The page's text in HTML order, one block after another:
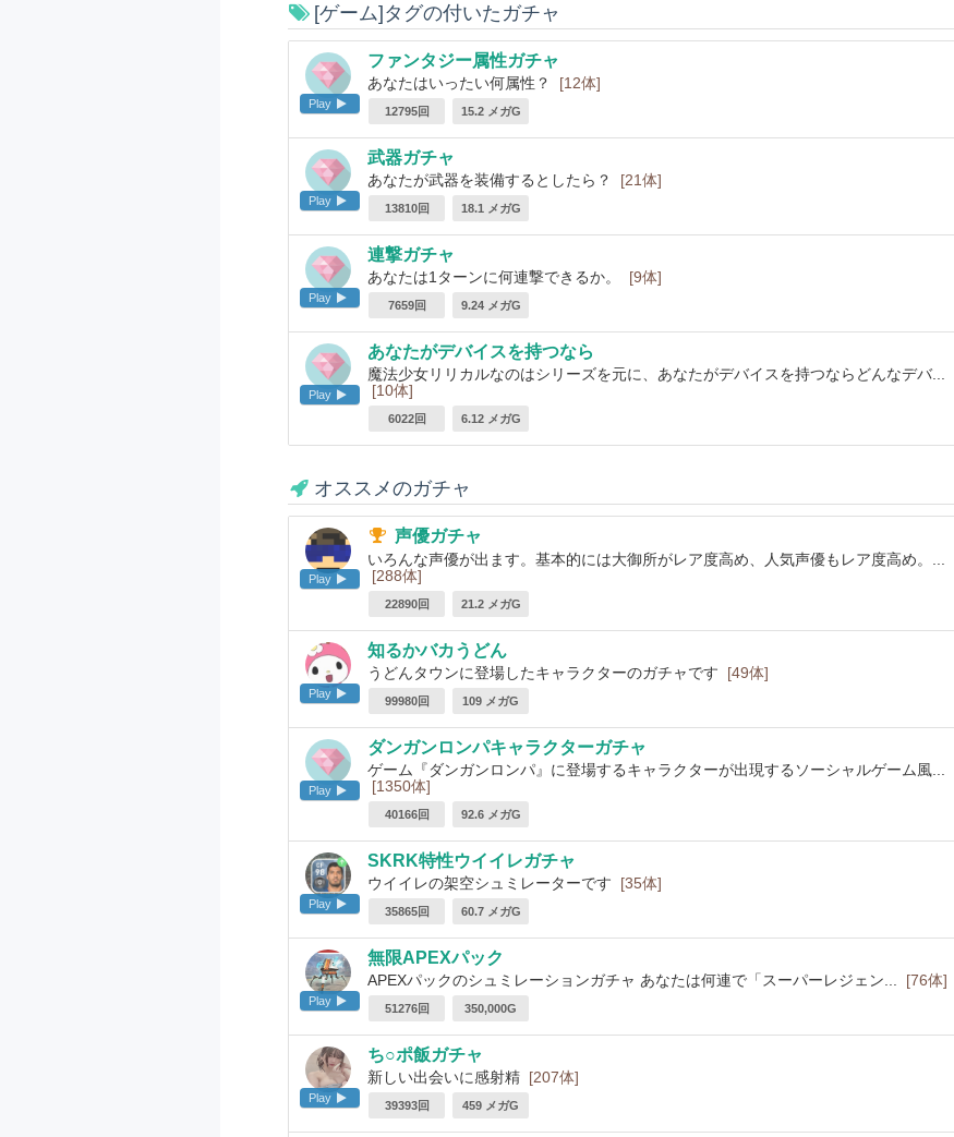
[ゲーム]タグの付いたガチャ
Play
ファンタジー属性ガチャ
あなたはいったい何属性？ [12体]
12795回 15.2 メガG
Play
武器ガチャ
あなたが武器を装備するとしたら？ [21体]
13810回 18.1 メガG
Play
連撃ガチャ
あなたは1ターンに何連撃できるか。 [9体]
7659回 9.24 メガG
Play
あなたがデバイスを持つなら
魔法少女リリカルなのはシリーズを元に、あなたがデバイスを持つならどんなデバ...
[10体]
6022回 6.12 メガG
オススメのガチャ
Play
声優ガチャ
いろんな声優が出ます。基本的には大御所がレア度高め、人気声優もレア度高め。...
[288体]
22890回 21.2 メガG
Play
知るかバカうどん
うどんタウンに登場したキャラクターのガチャです [49体]
99980回 109 メガG
Play
ダンガンロンパキャラクターガチャ
ゲーム『ダンガンロンパ』に登場するキャラクターが出現するソーシャルゲーム風...
[1350体]
40166回 92.6 メガG
Play
SKRK特性ウイイレガチャ
ウイイレの架空シュミレーターです [35体]
35865回 60.7 メガG
Play
無限APEXパック
APEXパックのシュミレーションガチャ あなたは何連で「スーパーレジェン... [76体]
51276回 350,000G
Play
ち○ポ飯ガチャ
新しい出会いに感射精 [207体]
39393回 459 メガG